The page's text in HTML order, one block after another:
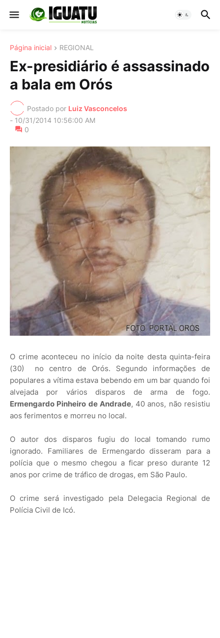
Página inicial REGIONAL
Ex-presidiário é assassinado
a bala em Orós
Postado por Luiz Vasconcelos
- 10/31/2014 10:56:00 AM
0
O crime aconteceu no início da noite desta quinta-feira
(30) no centro de Orós. Segundo informações de
populares a vítima estava bebendo em um bar quando foi
alvejada por vários disparos de arma de fogo.
Ermengardo Pinheiro de Andrade, 40 anos, não resistiu
aos ferimentos e morreu no local.
O autor dos disparos fugiu do local tomando rumo
ignorado. Familiares de Ermengardo disseram para a
polícia que o mesmo chegou a ficar preso durante 12
anos por crime de tráfico de drogas, em São Paulo.
O crime será investigado pela Delegacia Regional de
Polícia Civil de Icó.